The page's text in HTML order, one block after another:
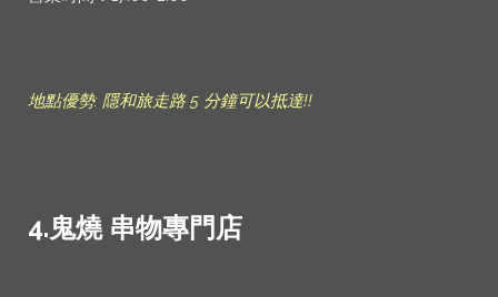
地點優勢: 隱和旅走路 5 分鐘可以抵達!!
4.鬼燒 串物專門店